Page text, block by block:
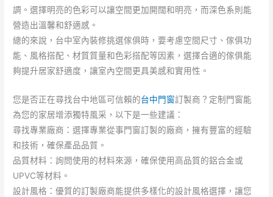
調。選擇明亮的色彩可以讓空間更加開闊和明亮，而深色系則能
營造出溫馨和舒適感。
總的來說，台中室內裝修挑選傢俱時，要考慮空間尺寸、傢俱功
能、風格搭配、材質質量和色彩搭配等因素，選擇合適的傢俱能
夠提升居家舒適度，讓室內空間更具美感和實用性。
您是否正在尋找台中地區可信賴的台中門窗訂製商？定制門窗能
為您的家居增添獨特風采，以下是一些建議：
尋找專業廠商：選擇專業從事門窗訂製的廠商，擁有豐富的經驗
和技術，確保產品品質。
品質材料：詢問使用的材料來源，確保使用高品質的鋁合金或
UPVC等材料。
設計風格：優質的訂製廠商能提供多樣化的設計風格選擇，讓您